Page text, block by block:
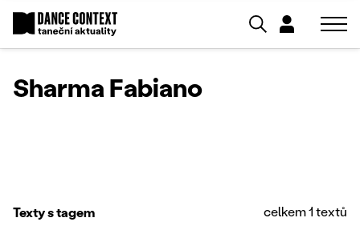
Sharma Fabiano
Texty s tagem celkem 1 textů